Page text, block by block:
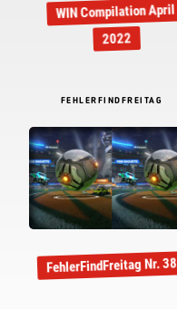
WIN Compilation April
2022
FEHLERFINDFREITAG
FehlerFindFreitag Nr. 38